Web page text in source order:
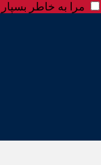
مرا به خاطر بسپار